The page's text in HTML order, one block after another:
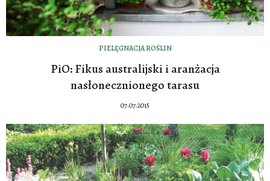
PIELĘGNACJA ROŚLIN
PiO: Fikus australijski i aranżacja
nasłonecznionego tarasu
07.07.2015